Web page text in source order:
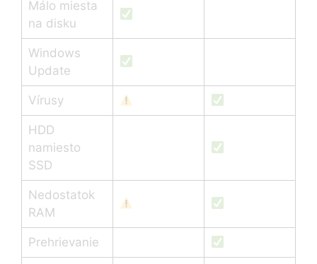
Málo miesta
na disku
Windows
Update
Vírusy
HDD
namiesto
SSD
Nedostatok
RAM
Prehrievanie